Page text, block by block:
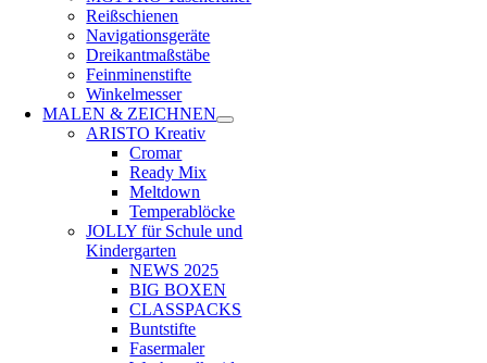
Reißschienen
Navigationsgeräte
Dreikantmaßstäbe
Feinminenstifte
Winkelmesser
MALEN & ZEICHNEN
ARISTO Kreativ
Cromar
Ready Mix
Meltdown
Temperablöcke
JOLLY für Schule und
Kindergarten
NEWS 2025
BIG BOXEN
CLASSPACKS
Buntstifte
Fasermaler